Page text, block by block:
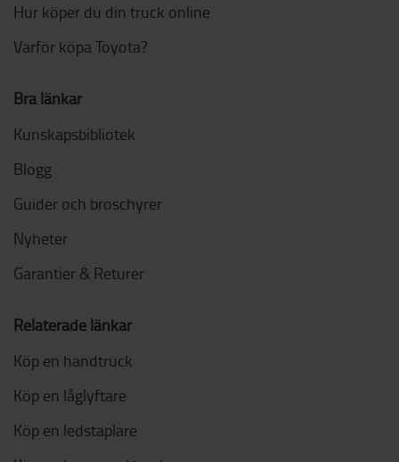
Hur köper du din truck online
Varför köpa Toyota?
Bra länkar
Kunskapsbibliotek
Blogg
Guider och broschyrer
Nyheter
Garantier & Returer
Relaterade länkar
Köp en handtruck
Köp en låglyftare
Köp en ledstaplare